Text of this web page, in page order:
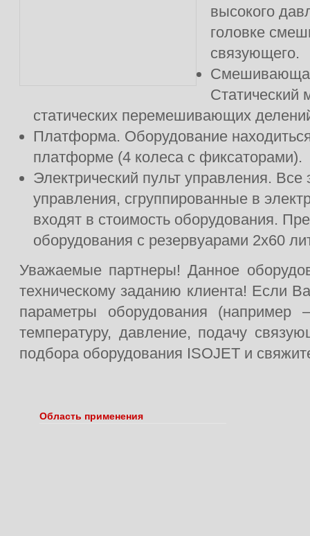
высокого
головке
связующего.
Статический
статических перемешивающих
Платформа. Оборудование
платформе (4 колеса с фиксаторами).
Электрический пульт управления.
управления, сгруппированные в
входят в стоимость оборудования.
оборудования с резервуарами 2х60
Уважаемые партнеры! Данное
техническому заданию клиента! Если
параметры оборудования (например
температуру, давление, подачу
подбора оборудования ISOJET и
Область применения